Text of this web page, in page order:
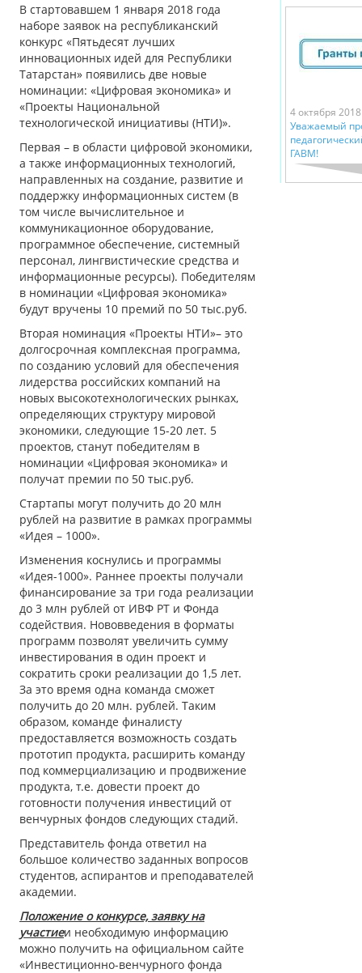
В стартовавшем 1 января 2018 года
наборе заявок на республиканский
конкурс «Пятьдесят лучших
инновационных идей для Республики
Татарстан» появились две новые
номинации: «Цифровая экономика» и
«Проекты Национальной
технологической инициативы (НТИ)».
Первая – в области цифровой экономики,
а также информационных технологий,
направленных на создание, развитие и
поддержку информационных систем (в
том числе вычислительное и
коммуникационное оборудование,
программное обеспечение, системный
персонал, лингвистические средства и
информационные ресурсы). Победителям
в номинации «Цифровая экономика»
будут вручены 10 премий по 50 тыс.руб.
Вторая номинация «Проекты НТИ»– это
долгосрочная комплексная программа,
по созданию условий для обеспечения
лидерства российских компаний на
новых высокотехнологических рынках,
определяющих структуру мировой
экономики, следующие 15-20 лет. 5
проектов, станут победителям в
номинации «Цифровая экономика» и
получат премии по 50 тыс.руб.
Стартапы могут получить до 20 млн
рублей на развитие в рамках программы
«Идея – 1000».
Изменения коснулись и программы
«Идея-1000». Раннее проекты получали
финансирование за три года реализации
до 3 млн рублей от ИВФ РТ и Фонда
содействия. Нововведения в форматы
программ позволят увеличить сумму
инвестирования в один проект и
сократить сроки реализации до 1,5 лет.
За это время одна команда сможет
получить до 20 млн. рублей. Таким
образом, команде финалисту
предоставляется возможность создать
прототип продукта, расширить команду
под коммерциализацию и продвижение
продукта, т.е. довести проект до
готовности получения инвестиций от
венчурных фондов следующих стадий.
Представитель фонда ответил на
большое количество заданных вопросов
студентов, аспирантов и преподавателей
академии.
Положение о конкурсе, заявку на
участиеи необходимую информацию
можно получить на официальном сайте
«Инвестиционно-венчурного фонда
4 октября 2018
Уважаемый
ГАВМ!